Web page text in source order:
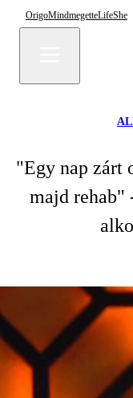
OrigoMindmegetteLifeShe
"Egy nap zárt
majd rehab"